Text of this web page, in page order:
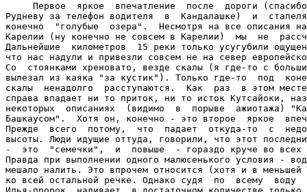
Первое  яркое  впечатление  после  дороги
Рудневу за телефон водителя  в  Кандалашке)  и
конечно  "голубые  озера".  Несмотря на все описания
Карелии (ну конечно не совсем в Карелии)  мы  не
Дальнейшие  километров  15 реки только усугубили
что нас надули и привезли совсем не на север
Со  стоянками хреновато, везде скалы (я где-то с
вылезал из каяка "за кустик"). Только где-то  под
скалы  ненадолго  расступаются.  Как  раз  в этом
справа впадает ни то приток, ни то исток Кутсайоки,
некоторых  описаниях  (видимо  в  порыве  ажиотажа)
Башкаусом".  Хотя он, конечно - это второе  яркое
Прежде  всего  потому,  что  падает  откуда-то  с
высоты. Люди идущие оттуда, говорили, что этот
-  это  "семечки",  и  повыше  - гораздо круче во всех
Правда при выполнении одного малюсенького условия -
мешало налить. Это впрочем относится (хотя и в меньшей
ко всей остальной речке. Однако судя  по  всему  воду